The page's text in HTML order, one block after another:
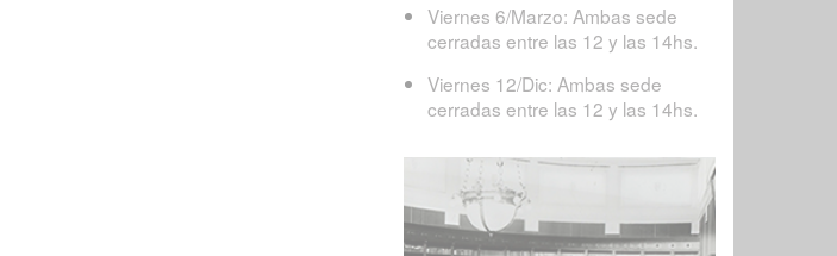
Viernes 6/Marzo: Ambas sede
cerradas entre las 12 y las 14hs.
Viernes 12/Dic: Ambas sede
cerradas entre las 12 y las 14hs.